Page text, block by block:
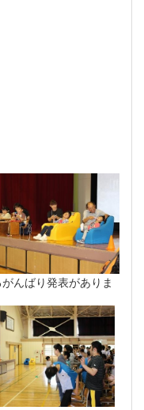
んばり発表がありま